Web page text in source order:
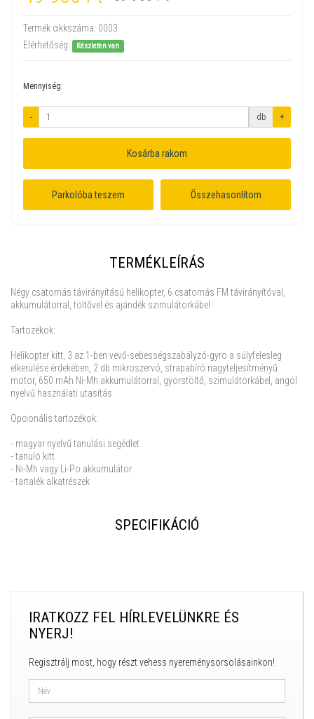
Termék cikkszáma: 0003
Elérhetőség:
Készleten van
Mennyiség:
- db +
Kosárba rakom
Parkolóba teszem Összehasonlítom
TERMÉKLEÍRÁS
Négy csatornás távirányítású helikopter, 6 csatornás FM távirányítóval,
akkumulátorral, töltővel és ajándék szimulátorkábel
Tartozékok:
Helikopter kitt, 3 az 1-ben vevő-sebességszabályzó-gyro a súlyfelesleg
elkerülése érdekében, 2 db mikroszervó, strapabíró nagyteljesítményű
motor, 650 mAh Ni-Mh akkumulátorral, gyorstöltő, szimulátorkábel, angol
nyelvű használati utasítás
Opcionális tartozékok:
- magyar nyelvű tanulási segédlet
- tanuló kitt
- Ni-Mh vagy Li-Po akkumulátor
- tartalék alkatrészek
SPECIFIKÁCIÓ
IRATKOZZ FEL HÍRLEVELÜNKRE ÉS
NYERJ!
Regisztrálj most, hogy részt vehess nyereménysorsolásainkon!